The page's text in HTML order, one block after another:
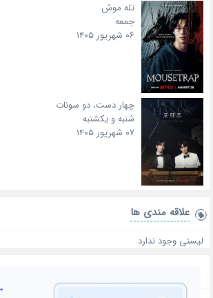
تله موش
جمعه
۰۶ شهریور ۱۴۰۵
چهار دست، دو سونات
شنبه و یکشنبه
۰۷ شهریور ۱۴۰۵
علاقه‌ مندی ها
لیستی وجود ندارد